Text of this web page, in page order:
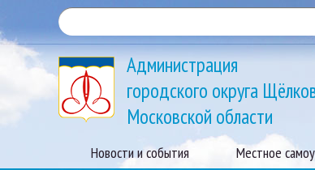
Администрация
городского округа
Московской области
Новости и события Местное